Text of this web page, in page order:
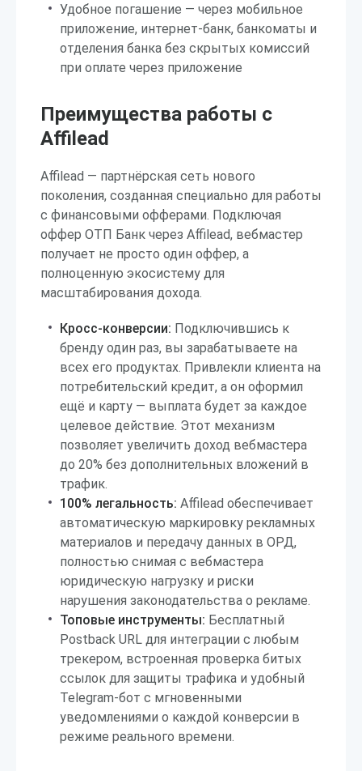
Удобное погашение — через мобильное
приложение, интернет-банк, банкоматы и
отделения банка без скрытых комиссий
при оплате через приложение
Преимущества работы с
Affilead
Affilead — партнёрская сеть нового
поколения, созданная специально для работы
с финансовыми офферами. Подключая
оффер ОТП Банк через Affilead, вебмастер
получает не просто один оффер, а
полноценную экосистему для
масштабирования дохода.
Кросс-конверсии: Подключившись к
бренду один раз, вы зарабатываете на
всех его продуктах. Привлекли клиента на
потребительский кредит, а он оформил
ещё и карту — выплата будет за каждое
целевое действие. Этот механизм
позволяет увеличить доход вебмастера
до 20% без дополнительных вложений в
трафик.
100% легальность: Affilead обеспечивает
автоматическую маркировку рекламных
материалов и передачу данных в ОРД,
полностью снимая с вебмастера
юридическую нагрузку и риски
нарушения законодательства о рекламе.
Топовые инструменты: Бесплатный
Postback URL для интеграции с любым
трекером, встроенная проверка битых
ссылок для защиты трафика и удобный
Telegram-бот с мгновенными
уведомлениями о каждой конверсии в
режиме реального времени.